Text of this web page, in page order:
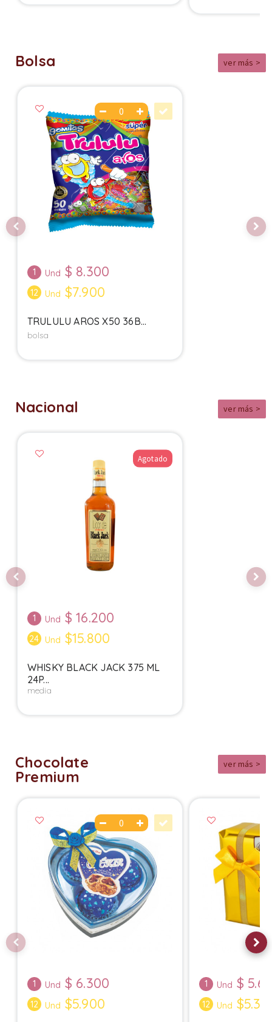
Bolsa ver más >
1 Und $ 8.300
12 Und $7.900
TRULULU AROS X50 36B...
bolsa
Nacional ver más >
Agotado
1 Und $ 16.200
24 Und $15.800
WHISKY BLACK JACK 375 ML
24P...
media
Chocolate
Premium
ver más >
1 Und $ 6.300
12 Und $5.900
1 Und $
12 Und